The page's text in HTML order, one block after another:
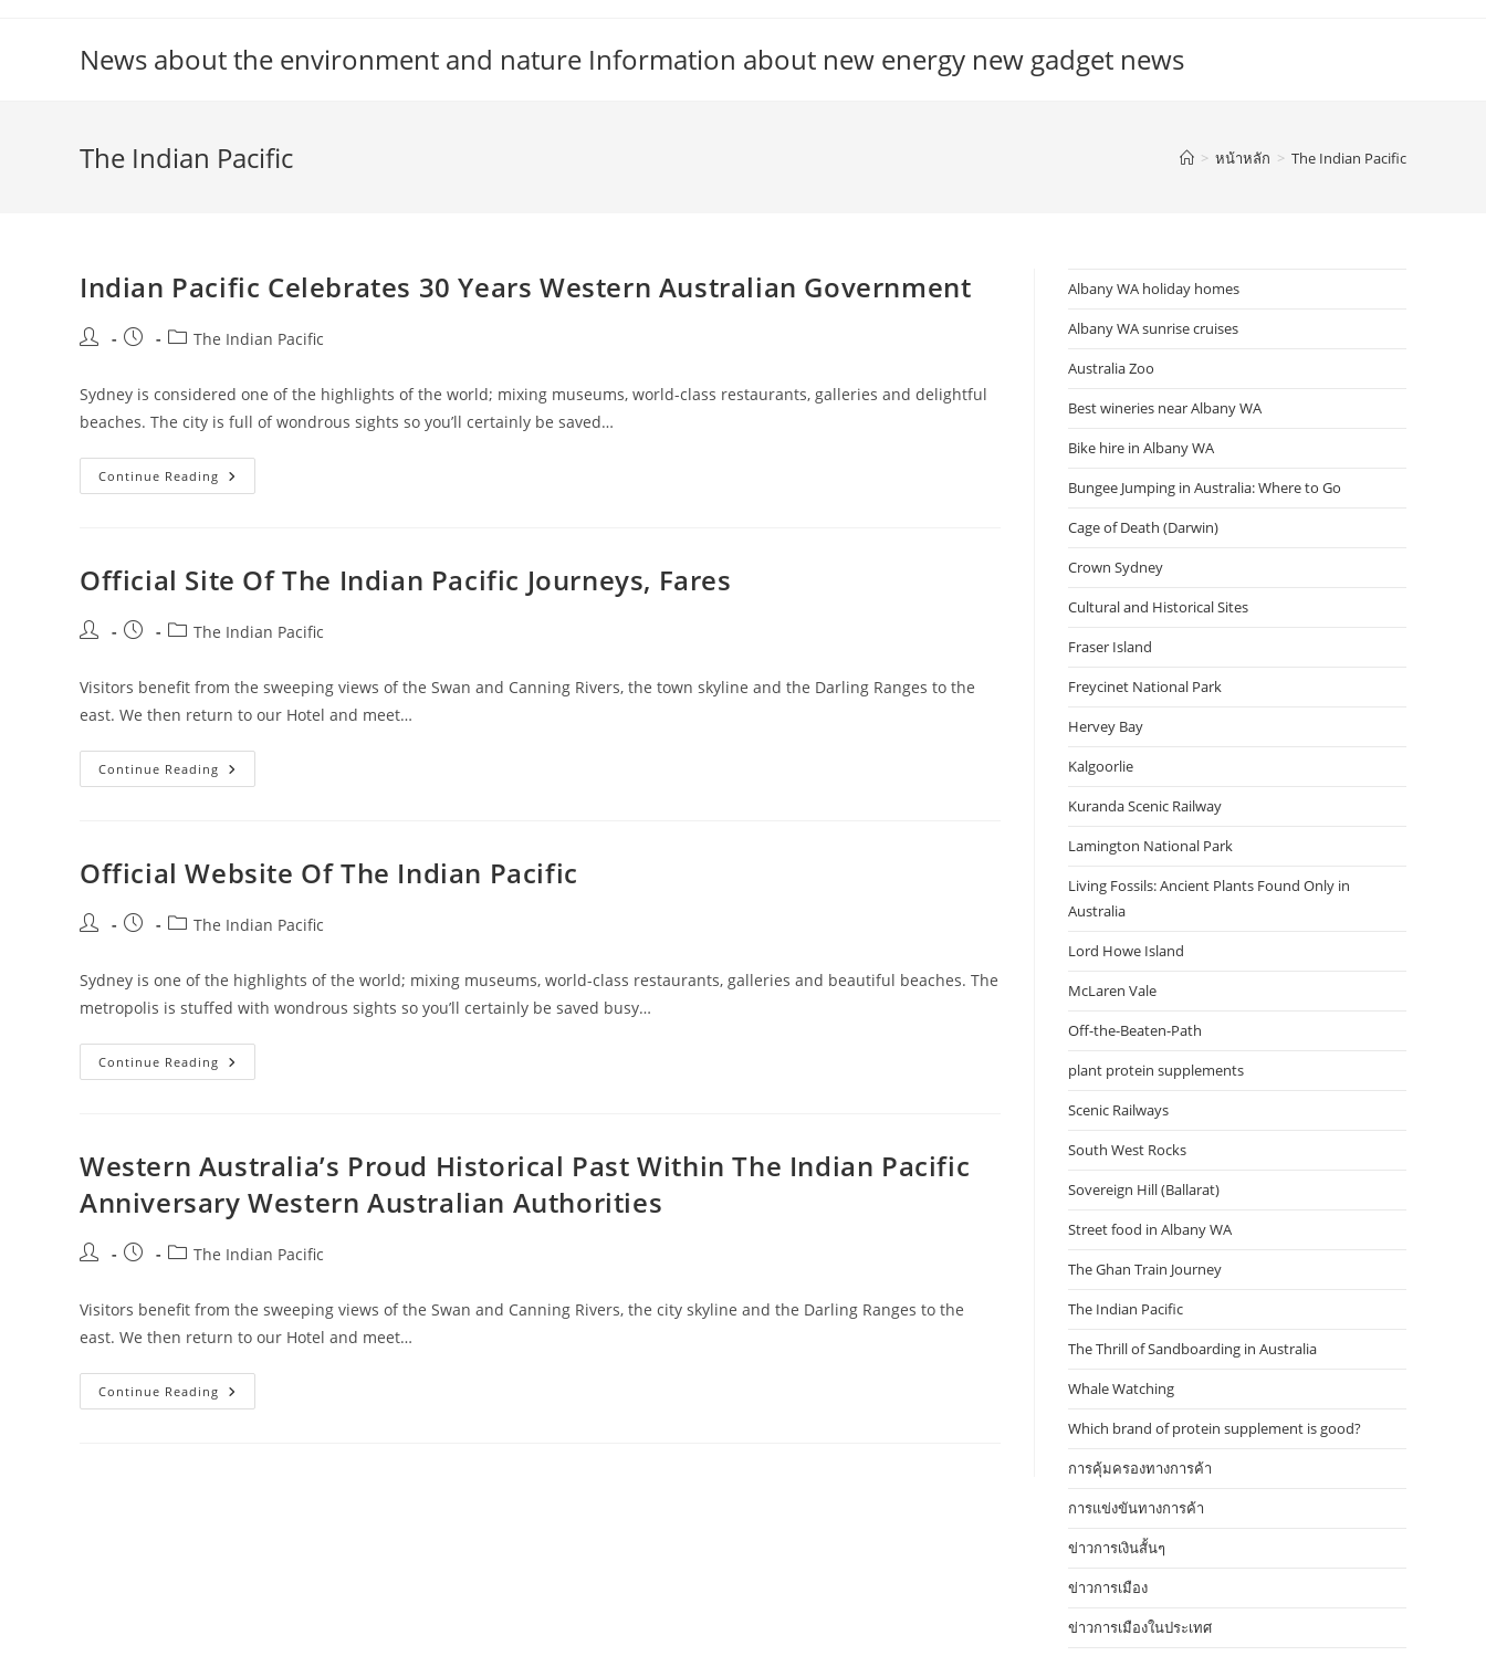
News about the environment and nature Information about new energy new gadget news
The Indian Pacific > หน้าหลัก > The Indian Pacific
Indian Pacific Celebrates 30 Years Western Australian Government
Post
Post
PostThe Indian Pacific
Sydney is considered one of the highlights of the world; mixing museums, world-class restaurants, galleries and delightful
beaches. The city is full of wondrous sights so you’ll certainly be saved…
Continue Reading Indian
Pacific
Australian
Government
Official Site Of The Indian Pacific Journeys, Fares
Post
Post
PostThe Indian Pacific
Visitors benefit from the sweeping views of the Swan and Canning Rivers, the town skyline and the Darling Ranges to the
east. We then return to our Hotel and meet…
Continue Reading Official
Site
Journeys,
Fares
Official Website Of The Indian Pacific
Post
Post
PostThe Indian Pacific
Sydney is one of the highlights of the world; mixing museums, world-class restaurants, galleries and beautiful beaches. The
metropolis is stuffed with wondrous sights so you’ll certainly be saved busy…
Continue Reading Official
Website
Western Australia’s Proud Historical Past Within The Indian Pacific
Anniversary Western Australian Authorities
Post
Post
PostThe Indian Pacific
Visitors benefit from the sweeping views of the Swan and Canning Rivers, the city skyline and the Darling Ranges to the
east. We then return to our Hotel and meet…
Continue Reading Western
Australia’s
Albany WA holiday homes
Albany WA sunrise cruises
Australia Zoo
Best wineries near Albany WA
Bike hire in Albany WA
Bungee Jumping in Australia: Where to Go
Cage of Death (Darwin)
Crown Sydney
Cultural and Historical Sites
Fraser Island
Freycinet National Park
Hervey Bay
Kalgoorlie
Kuranda Scenic Railway
Lamington National Park
Living Fossils: Ancient Plants Found Only in
Australia
Lord Howe Island
McLaren Vale
Off-the-Beaten-Path
plant protein supplements
Scenic Railways
South West Rocks
Sovereign Hill (Ballarat)
Street food in Albany WA
The Ghan Train Journey
The Indian Pacific
The Thrill of Sandboarding in Australia
Whale Watching
Which brand of protein supplement is good?
การคุ้มครองทางการค้า
การแข่งขันทางการค้า
ข่าวการเงินสั้นๆ
ข่าวการเมือง
ข่าวการเมืองในประเทศ